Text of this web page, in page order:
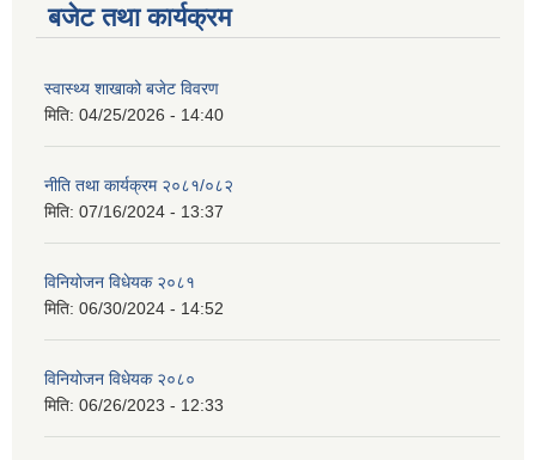
बजेट तथा कार्यक्रम
स्वास्थ्य शाखाको बजेट विवरण
मिति: 04/25/2026 - 14:40
नीति तथा कार्यक्रम २०८१/०८२
मिति: 07/16/2024 - 13:37
विनियोजन विधेयक २०८१
मिति: 06/30/2024 - 14:52
विनियोजन विधेयक २०८०
मिति: 06/26/2023 - 12:33